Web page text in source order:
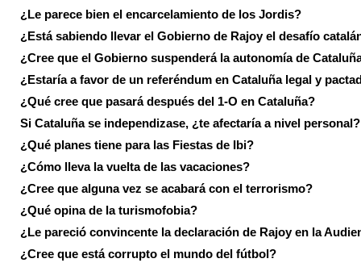
¿Le parece bien el encarcelamiento de los Jordis?
¿Está sabiendo llevar el Gobierno de Rajoy el desafío
¿Cree que el Gobierno suspenderá la autonomía de
¿Estaría a favor de un referéndum en Cataluña legal y
¿Qué cree que pasará después del 1-O en Cataluña?
Si Cataluña se independizase, ¿te afectaría a nivel personal?
¿Qué planes tiene para las Fiestas de Ibi?
¿Cómo lleva la vuelta de las vacaciones?
¿Cree que alguna vez se acabará con el terrorismo?
¿Qué opina de la turismofobia?
¿Le pareció convincente la declaración de Rajoy en la
¿Cree que está corrupto el mundo del fútbol?